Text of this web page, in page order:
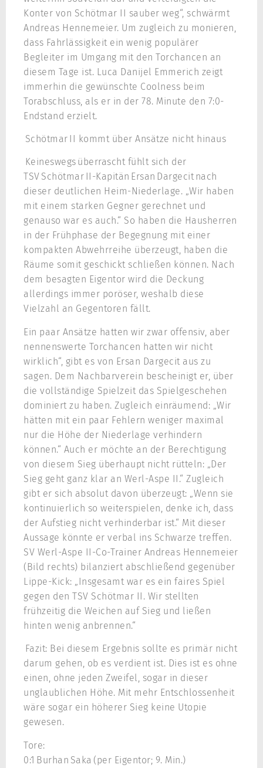
Konter von Schötmar II sauber weg“, schwärmt
Andreas Hennemeier. Um zugleich zu monieren,
dass Fahrlässigkeit ein wenig populärer
Begleiter im Umgang mit den Torchancen an
diesem Tage ist. Luca Danijel Emmerich zeigt
immerhin die gewünschte Coolness beim
Torabschluss, als er in der 78. Minute den 7:0-
Endstand erzielt.
Schötmar II kommt über Ansätze nicht hinaus
Keineswegs überrascht fühlt sich der
TSV Schötmar II-Kapitän Ersan Dargecit nach
dieser deutlichen Heim-Niederlage. „Wir haben
mit einem starken Gegner gerechnet und
genauso war es auch.“ So haben die Hausherren
in der Frühphase der Begegnung mit einer
kompakten Abwehrreihe überzeugt, haben die
Räume somit geschickt schließen können. Nach
dem besagten Eigentor wird die Deckung
allerdings immer poröser, weshalb diese
Vielzahl an Gegentoren fällt.
Ein paar Ansätze hatten wir zwar offensiv, aber
nennenswerte Torchancen hatten wir nicht
wirklich“, gibt es von Ersan Dargecit aus zu
sagen. Dem Nachbarverein bescheinigt er, über
die vollständige Spielzeit das Spielgeschehen
dominiert zu haben. Zugleich einräumend: „Wir
hätten mit ein paar Fehlern weniger maximal
nur die Höhe der Niederlage verhindern
können.“ Auch er möchte an der Berechtigung
von diesem Sieg überhaupt nicht rütteln: „Der
Sieg geht ganz klar an Werl-Aspe II.“ Zugleich
gibt er sich absolut davon überzeugt: „Wenn sie
kontinuierlich so weiterspielen, denke ich, dass
der Aufstieg nicht verhinderbar ist.“ Mit dieser
Aussage könnte er verbal ins Schwarze treffen.
SV Werl-Aspe II-Co-Trainer Andreas Hennemeier
(Bild rechts) bilanziert abschließend gegenüber
Lippe-Kick: „Insgesamt war es ein faires Spiel
gegen den TSV Schötmar II. Wir stellten
frühzeitig die Weichen auf Sieg und ließen
hinten wenig anbrennen.“
Fazit: Bei diesem Ergebnis sollte es primär nicht
darum gehen, ob es verdient ist. Dies ist es ohne
einen, ohne jeden Zweifel, sogar in dieser
unglaublichen Höhe. Mit mehr Entschlossenheit
wäre sogar ein höherer Sieg keine Utopie
gewesen.
Tore:
0:1 Burhan Saka (per Eigentor; 9. Min.)